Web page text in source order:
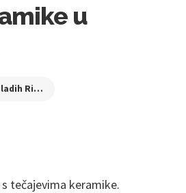
u
Centar Mladih Ribnjak
tečajevima keramike.